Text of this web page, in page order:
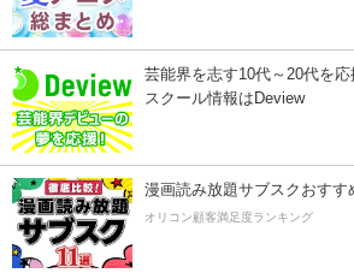
芸能界を志す10代～20代を応
スクール情報はDeview
漫画読み放題サブスクおすす
オリコン顧客満足度ランキング